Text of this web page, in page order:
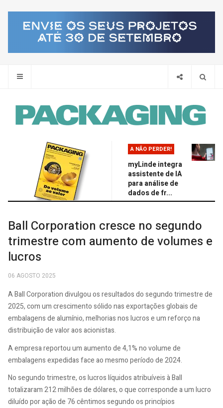
A NÃO PERDER!
myLinde integra
assistente de IA
para análise de
dados de fr...
Ball Corporation cresce no segundo
trimestre com aumento de volumes e
lucros
06 AGOSTO 2025
A Ball Corporation divulgou os resultados do segundo trimestre de
2025, com um crescimento sólido nas exportações globais de
embalagens de alumínio, melhorias nos lucros e um reforço na
distribuição de valor aos acionistas.
A empresa reportou um aumento de 4,1% no volume de
embalagens expedidas face ao mesmo período de 2024.
No segundo trimestre, os lucros líquidos atribuíveis à Ball
totalizaram 212 milhões de dólares, o que corresponde a um lucro
diluído por ação de 76 cêntimos segundo os princípios